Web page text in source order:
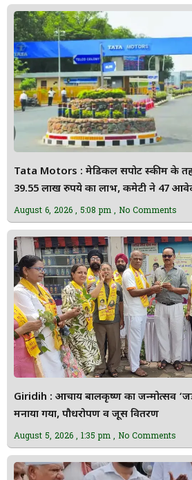
Tata Motors : मेडिकल सपोर्ट स्कीम के
39.55 लाख रुपये का लाभ, कमेटी ने 47
August 6, 2026 5:08 pm No Comments
Giridih : आचार्य बालकृष्ण का जन्मोत्सव
मनाया गया, पौधरोपण व जूस वितरण
August 5, 2026 1:35 pm No Comments